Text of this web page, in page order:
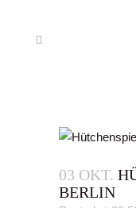
03 OKT.
BERLIN